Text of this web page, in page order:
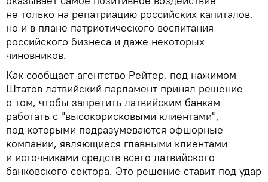
не только на репатриацию российских капиталов,
но и в плане патриотического воспитания
российского бизнеса и даже некоторых
чиновников.
Как сообщает агентство Рейтер, под нажимом
Штатов латвийский парламент принял решение
о том, чтобы запретить латвийским банкам
работать с "высокорисковыми клиентами",
под которыми подразумеваются офшорные
компании, являющиеся главными клиентами
и источниками средств всего латвийского
банковского сектора. Это решение ставит под удар